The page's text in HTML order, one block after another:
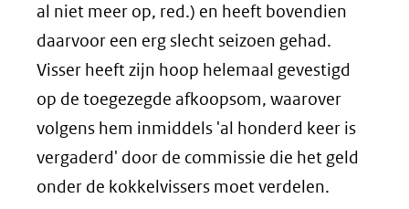
al niet meer op, red.) en heeft bovendien
daarvoor een erg slecht seizoen gehad.
Visser heeft zijn hoop helemaal gevestigd
op de toegezegde afkoopsom, waarover
volgens hem inmiddels 'al honderd keer is
vergaderd' door de commissie die het geld
onder de kokkelvissers moet verdelen.